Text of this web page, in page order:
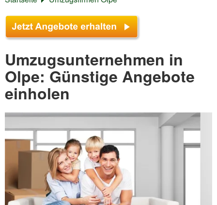
Umzugsunternehmen in
Olpe: Günstige Angebote
einholen